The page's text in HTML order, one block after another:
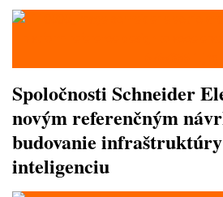
Spoločnosti Schneider
novým referenčným
budovanie
inteligenciu